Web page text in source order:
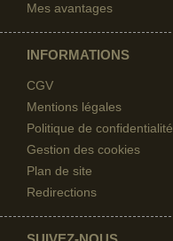
Mes avantages
INFORMATIONS
CGV
Mentions légales
Politique de confidentialité
Gestion des cookies
Plan de site
Redirections